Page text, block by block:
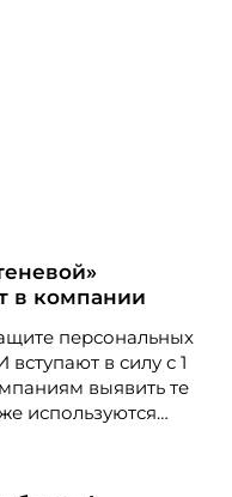
для
является не
возможный
в компании
персональных
в силу с 1
выявить те
используются